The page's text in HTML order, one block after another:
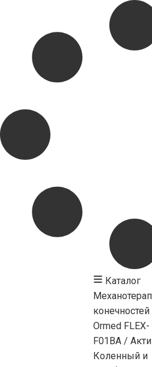
Каталог
конечностей
Ormed FLEX-
F01BA /
Коленный и